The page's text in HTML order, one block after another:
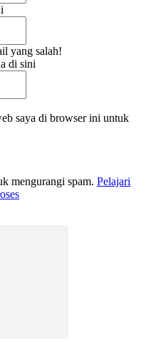
yang salah!
di sini
saya di browser ini untuk
mengurangi spam. Pelajari